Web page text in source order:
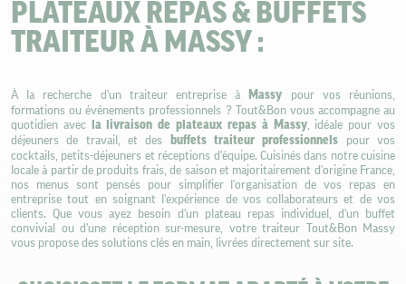
PLATEAUX REPAS & BUFFETS
TRAITEUR À MASSY :
À la recherche d'un traiteur entreprise à Massy pour vos réunions,
formations ou événements professionnels ? Tout&Bon vous accompagne au
quotidien avec la livraison de plateaux repas à Massy, idéale pour vos
déjeuners de travail, et des buffets traiteur professionnels pour vos
cocktails, petits-déjeuners et réceptions d'équipe. Cuisinés dans notre cuisine
locale à partir de produits frais, de saison et majoritairement d'origine France,
nos menus sont pensés pour simplifier l'organisation de vos repas en
entreprise tout en soignant l'expérience de vos collaborateurs et de vos
clients. Que vous ayez besoin d'un plateau repas individuel, d'un buffet
convivial ou d'une réception sur-mesure, votre traiteur Tout&Bon Massy
vous propose des solutions clés en main, livrées directement sur site.